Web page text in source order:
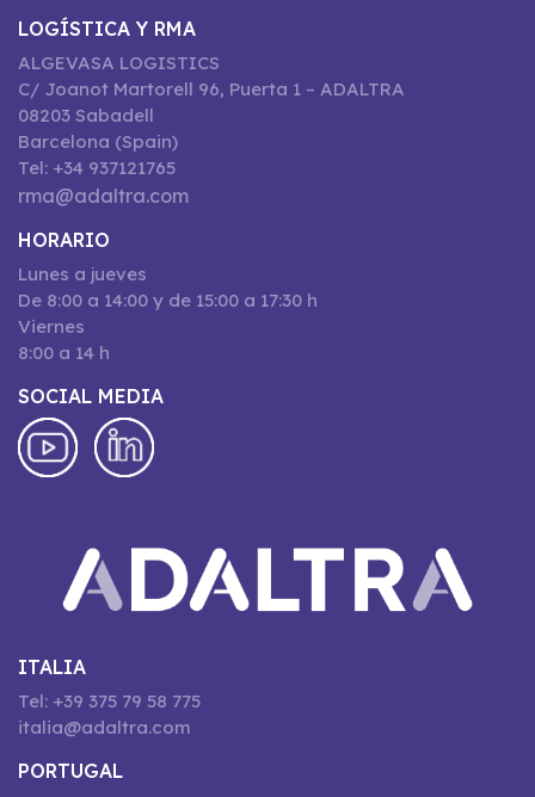
LOGÍSTICA Y RMA
ALGEVASA LOGISTICS
C/ Joanot Martorell 96, Puerta 1 – ADALTRA
08203 Sabadell
Barcelona (Spain)
Tel: +34 937121765
rma@adaltra.com
HORARIO
Lunes a jueves
De 8:00 a 14:00 y de 15:00 a 17:30 h
Viernes
8:00 a 14 h
SOCIAL MEDIA
ITALIA
Tel: +39 375 79 58 775
italia@adaltra.com
PORTUGAL